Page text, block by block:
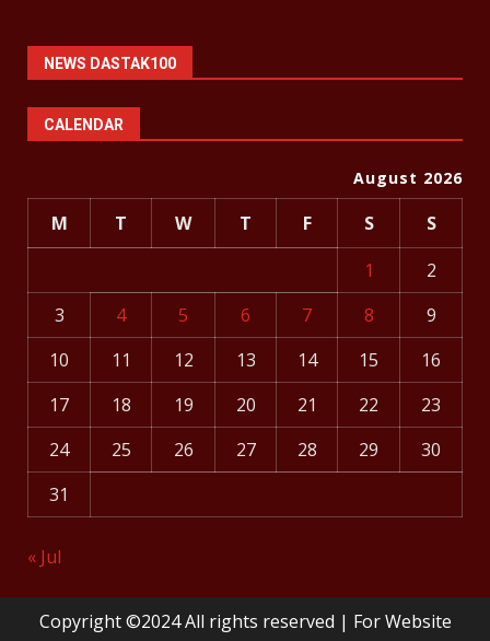
NEWS DASTAK100
CALENDAR
August 2026
M T W T F S
S
1
2
3
4 5 6 7 8
9
10
11 12 13 14 15
16
17
18 19 20 21 22
23
24
25 26 27 28 29
30
31
« Jul
Copyright ©2024 All rights reserved | For Website